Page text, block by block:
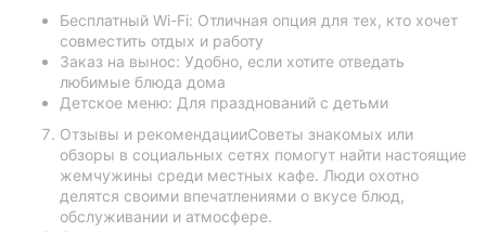
Бесплатный Wi-Fi: Отличная опция для тех, кто хочет
совместить отдых и работу
Заказ на вынос: Удобно, если хотите отведать
любимые блюда дома
Детское меню: Для празднований с детьми
Отзывы и рекомендацииСоветы знакомых или
обзоры в социальных сетях помогут найти настоящие
жемчужины среди местных кафе. Люди охотно
делятся своими впечатлениями о вкусе блюд,
обслуживании и атмосфере.